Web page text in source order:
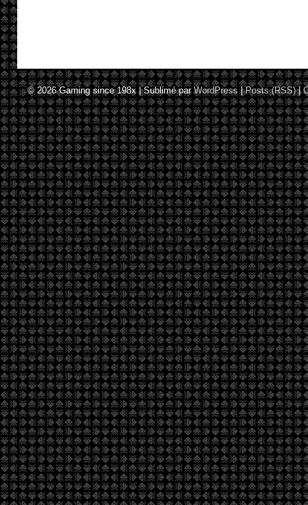
© 2026Gaming since 198x|Sublimé parWordPress |Posts (RSS)|